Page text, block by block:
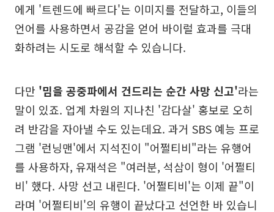
에게 '트렌드에 빠르다'는 이미지를 전달하고, 이들의
언어를 사용하면서 공감을 얻어 바이럴 효과를 극대
화하려는 시도로 해석할 수 있습니다.
다만 '밈을 공중파에서 건드리는 순간 사망 신고'라는
말이 있죠. 업계 차원의 지나친 '감다살' 홍보로 오히
려 반감을 자아낼 수도 있는데요. 과거 SBS 예능 프로
그램 '런닝맨'에서 지석진이 "어쩔티비"라는 유행어
를 사용하자, 유재석은 "여러분, 석삼이 형이 '어쩔티
비' 했다. 사망 선고 내린다. '어쩔티비'는 이제 끝"이
라며 '어쩔티비'의 유행이 끝났다고 선언한 바 있습니